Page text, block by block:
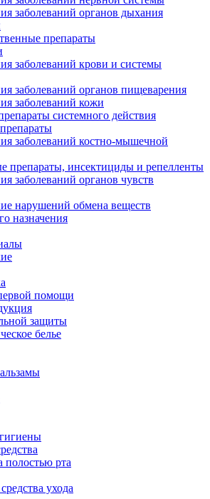
заболеваний органов дыхания
препараты
заболеваний крови и системы
заболеваний органов пищеварения
заболеваний кожи
системного действия
заболеваний костно-мышечной
препараты, инсектициды и репелленты
заболеваний органов чувств
нарушений обмена веществ
назначения
помощи
защиты
белье
полостью рта
ухода